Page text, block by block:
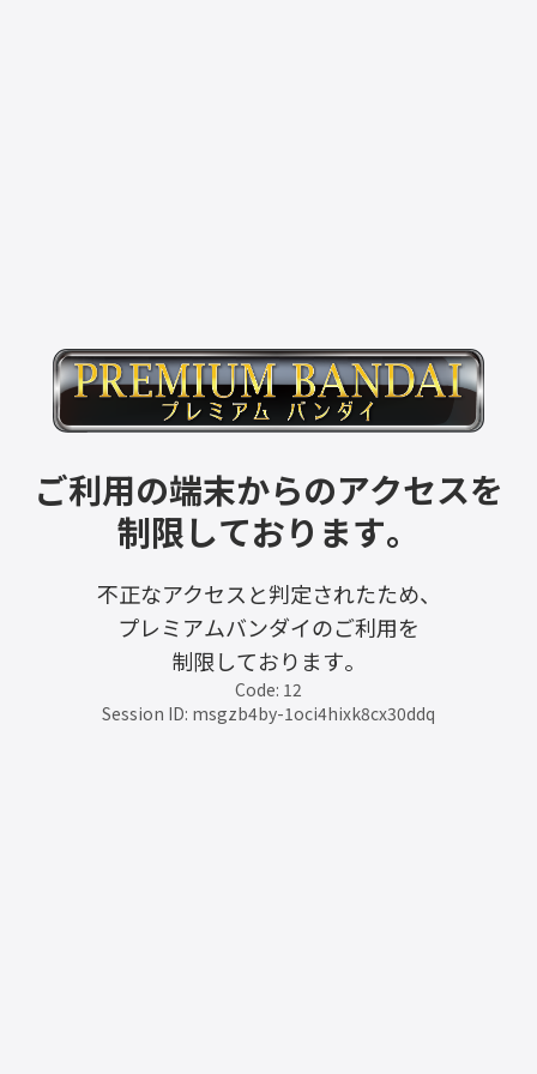
ご利用の端末からのアクセスを
制限しております。
不正なアクセスと判定されたため、
プレミアムバンダイのご利用を
制限しております。
Code: 12
Session ID: msgzb4by-1oci4hixk8cx30ddq